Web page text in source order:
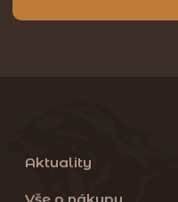
Aktuality